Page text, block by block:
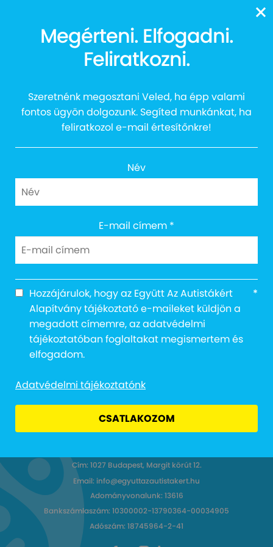
EGYÜTT burger
Cím: 1027 Budapest, Margit körút 12.
Email: info@egyuttazautistakert.hu
Adományvonalunk: 13616
Bankszámlaszám: 10300002-13790364-00034905
Adószám: 18745964-2-41
Megérteni. Elfogadni.
Feliratkozni.
Szeretnénk megosztani Veled, ha épp valami
fontos ügyön dolgozunk. Segíted munkánkat, ha
feliratkozol e-mail értesítőnkre!
Név
E-mail címem *
Hozzájárulok, hogy az Együtt Az Autistákért
Alapítvány tájékoztató e-maileket küldjön a
megadott címemre, az adatvédelmi
tájékoztatóban foglaltakat megismertem és
elfogadom.
*
Adatvédelmi tájékoztatónk
CSATLAKOZOM